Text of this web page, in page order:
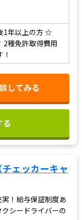
1年以上の方☆
2種免許取得費用
してみる
る
ェッカーキャ
！給与保証制度あ
シードライバーの